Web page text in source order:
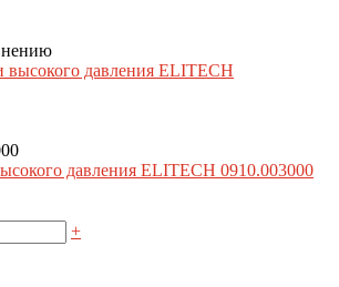
давления ELITECH 0910.003000
+